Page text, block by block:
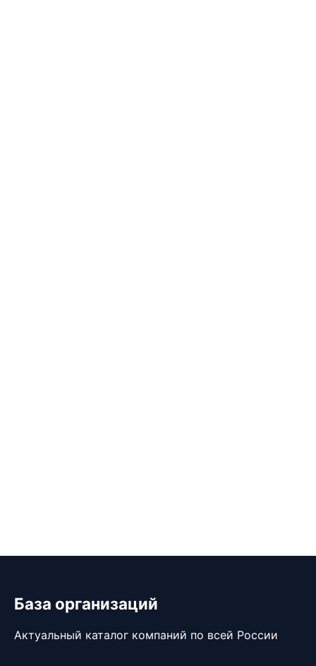
База организаций
Актуальный каталог компаний по всей России